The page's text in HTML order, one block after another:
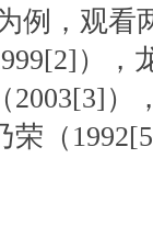
例，观看
），
2003[3]）
荣（